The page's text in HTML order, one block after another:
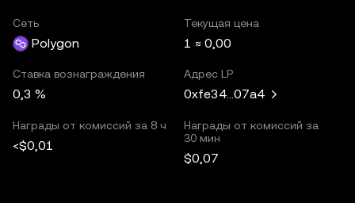
Сеть
Polygon
Текущая цена
1 ≈ 0,00
Ставка вознаграждения
0,3 %
Адрес LP
0xfe34...07a4
Награды от комиссий за 8 ч
<$0,01
Награды от комиссий за
30 мин
$0,07